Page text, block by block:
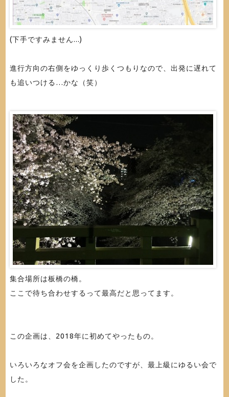
(下手ですみません...)
進行方向の右側をゆっくり歩くつもりなので、出発に遅れて
も追いつける…かな（笑）
集合場所は板橋の橋。
ここで待ち合わせするって最高だと思ってます。
この企画は、2018年に初めてやったもの。
いろいろなオフ会を企画したのですが、最上級にゆるい会で
した。